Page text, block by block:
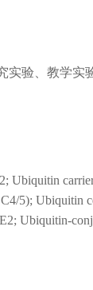
验、教学实
5); Ubiquitin
Ubiquitin-